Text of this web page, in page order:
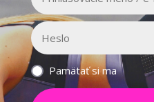
Pamätať si ma